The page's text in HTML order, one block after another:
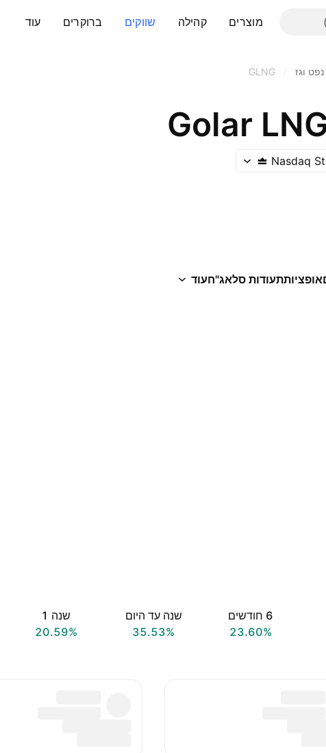
מוצרים קהילה שווקים ברוקרים עוד
נפט וגז GLNG
Golar
Nasdaq
אופציותתעודות סלאג"חעוד
‎6‎ חודשים
23.60%
שנה עד היום
35.53%
שנה ‎1‎
20.59%